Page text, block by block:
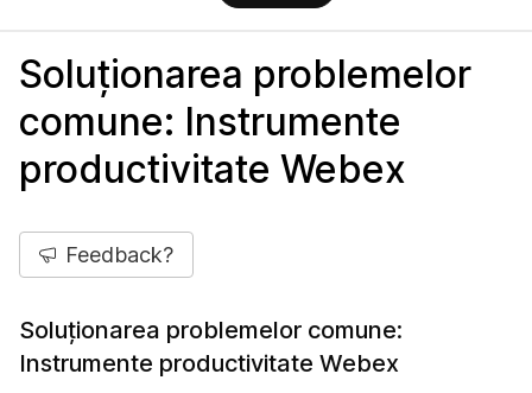
Soluționarea problemelor
comune: Instrumente
productivitate Webex
Feedback?
Soluționarea problemelor comune:
Instrumente productivitate Webex